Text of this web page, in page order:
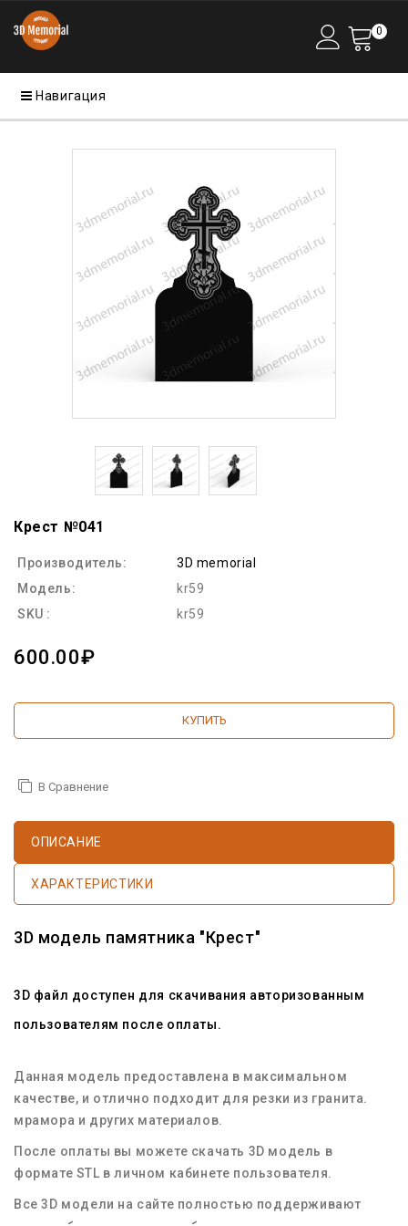
0
Навигация
Крест №041
Производитель:
3D memorial
Модель:
kr59
SKU :
kr59
600.00₽
КУПИТЬ
В Сравнение
ОПИСАНИЕ
ХАРАКТЕРИСТИКИ
3D модель памятника "Крест"
3D файл доступен для скачивания авторизованным
пользователям после оплаты.
Данная модель предоставлена в максимальном
качестве, и отлично подходит для резки из гранита.
мрамора и других материалов.
После оплаты вы можете скачать 3D модель в
формате STL в личном кабинете пользователя.
Все 3D модели на сайте полностью поддерживают